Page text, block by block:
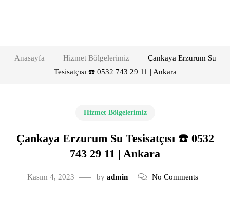
Anasayfa Hizmet Bölgelerimiz
Çankaya Erzurum Su
Tesisatçısı ☎️ 0532 743 29 11 | Ankara
Hizmet Bölgelerimiz
Çankaya Erzurum Su Tesisatçısı ☎️ 0532
743 29 11 | Ankara
Kasım 4, 2023 by admin No Comments